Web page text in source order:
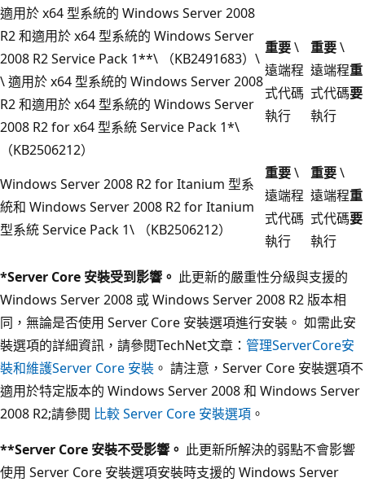
適用於 x64 型系統的 Windows Server 2008
R2 和適用於 x64 型系統的 Windows Server
2008 R2 Service Pack 1**\ （KB2491683）\
\ 適用於 x64 型系統的 Windows Server 2008
R2 和適用於 x64 型系統的 Windows Server
2008 R2 for x64 型系統 Service Pack 1*\
（KB2506212）
重要\
遠端程
式代碼
執行
重要\
遠端程
式代碼
執行
重
要
Windows Server 2008 R2 for Itanium 型系
統和 Windows Server 2008 R2 for Itanium
型系統 Service Pack 1\ （KB2506212）
重要\
遠端程
式代碼
執行
重要\
遠端程
式代碼
執行
重
要
*Server Core 安裝受到影響。 此更新的嚴重性分級與支援的
Windows Server 2008 或 Windows Server 2008 R2 版本相
同，無論是否使用 Server Core 安裝選項進行安裝。 如需此安
裝選項的詳細資訊，請參閱TechNet文章： 管理ServerCore安
裝和維護Server Core 安裝 。 請注意，Server Core 安裝選項不
適用於特定版本的 Windows Server 2008 和 Windows Server
2008 R2;請參閱 比較 Server Core 安裝選項 。
**Server Core 安裝不受影響。 此更新所解決的弱點不會影響
使用 Server Core 安裝選項安裝時支援的 Windows Server